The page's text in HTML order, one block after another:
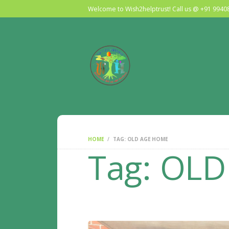
Welcome to Wish2helptrust! Call us @ +91
HOME TAG: OLD AGE HOME
Tag: